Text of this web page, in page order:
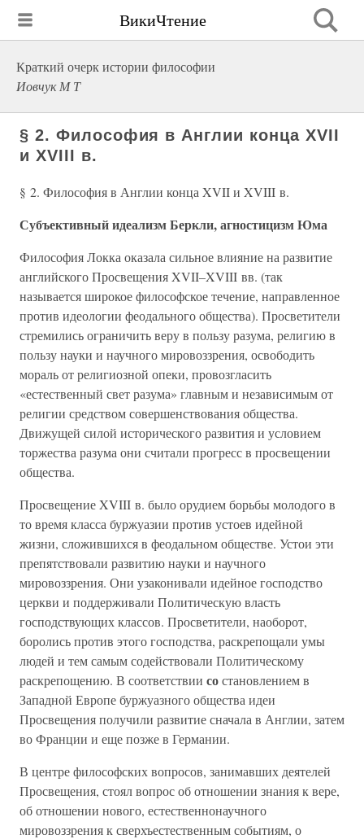
ВикиЧтение
Краткий очерк истории философии
Иовчук М Т
§ 2. Философия в Англии конца XVII
и XVIII в.
§ 2. Философия в Англии конца XVII и XVIII в.
Субъективный идеализм Беркли, агностицизм Юма
Философия Локка оказала сильное влияние на развитие
английского Просвещения XVII–XVIII вв. (так
называется широкое философское течение, направленное
против идеологии феодального общества). Просветители
стремились ограничить веру в пользу разума, религию в
пользу науки и научного мировоззрения, освободить
мораль от религиозной опеки, провозгласить
«естественный свет разума» главным и независимым от
религии средством совершенствования общества.
Движущей силой исторического развития и условием
торжества разума они считали прогресс в просвещении
общества.
Просвещение XVIII в. было орудием борьбы молодого в
то время класса буржуазии против устоев идейной
жизни, сложившихся в феодальном обществе. Устои эти
препятствовали развитию науки и научного
мировоззрения. Они узаконивали идейное господство
церкви и поддерживали Политическую власть
господствующих классов. Просветители, наоборот,
боролись против этого господства, раскрепощали умы
людей и тем самым содействовали Политическому
раскрепощению. В соответствии состановлением в
Западной Европе буржуазного общества идеи
Просвещения получили развитие сначала в Англии, затем
во Франции и еще позже в Германии.
В центре философских вопросов, занимавших деятелей
Просвещения, стоял вопрос об отношении знания к вере,
об отношении нового, естественнонаучного
мировоззрения к сверхъестественным событиям, о